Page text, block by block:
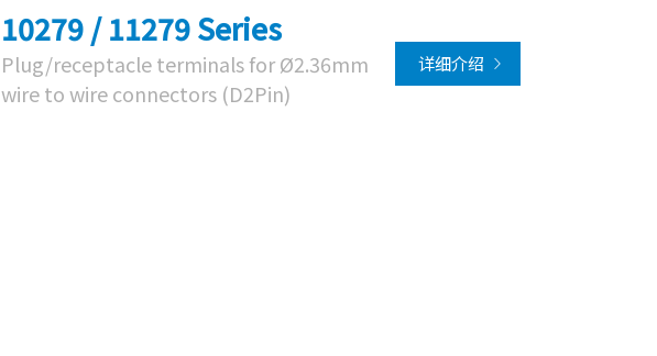
10279 / 11279 Series
Plug/receptacle terminals for Ø2.36mm
wire to wire connectors (D2Pin)
详细介绍